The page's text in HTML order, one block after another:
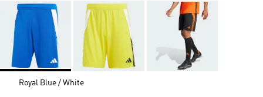
Royal Blue / White